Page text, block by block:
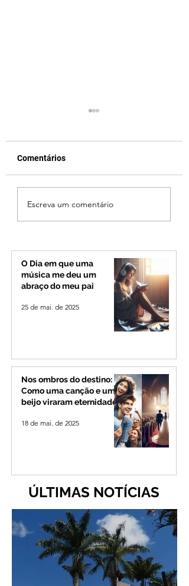
Ciclone bomba no Sul
deve provocar rajadas
de vento e calor
Alto Paranaíba
Comentários
Escreva um comentário
O Dia em que uma
música me deu um
abraço do meu pai
25 de mai. de 2025
Nos ombros do destino:
Como uma canção e um
beijo viraram eternidade
18 de mai. de 2025
ÚLTIMAS NOTÍCIAS